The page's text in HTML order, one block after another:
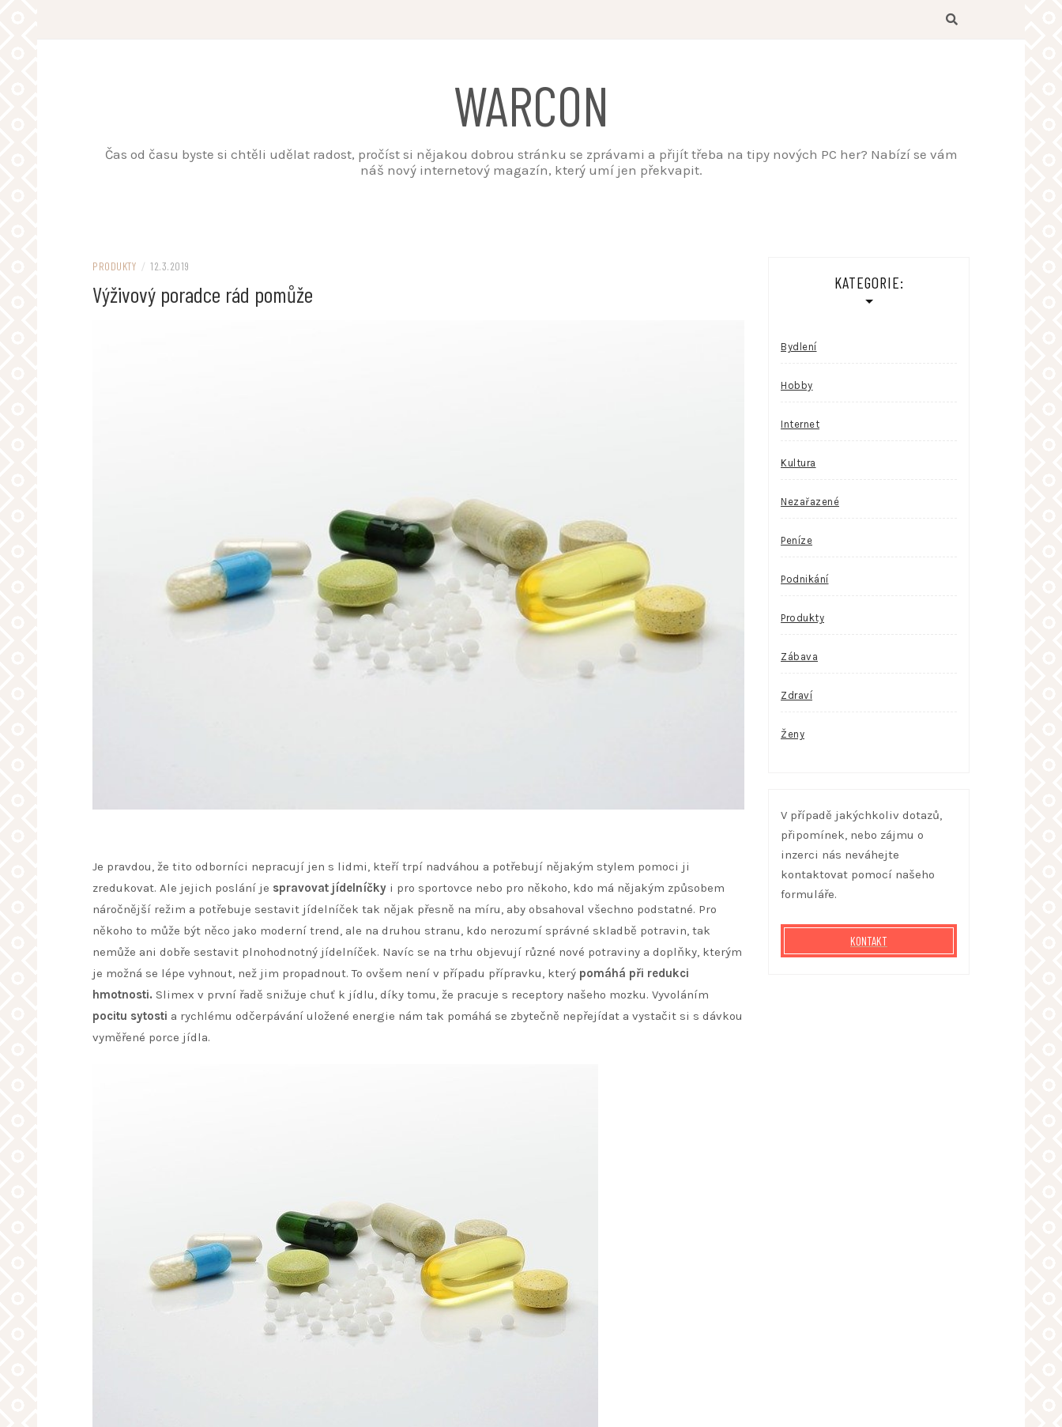
WARCON
Čas od času byste si chtěli udělat radost, pročíst si nějakou dobrou stránku se zprávami a přijít třeba na tipy nových PC her? Nabízí se vám
náš nový internetový magazín, který umí jen překvapit.
PRODUKTY / 12.3.2019
Výživový poradce rád pomůže
Je pravdou, že tito odborníci nepracují jen s lidmi, kteří trpí nadváhou a potřebují nějakým stylem pomoci ji
zredukovat. Ale jejich poslání je spravovat jídelníčky i pro sportovce nebo pro někoho, kdo má nějakým způsobem
náročnější režim a potřebuje sestavit jídelníček tak nějak přesně na míru, aby obsahoval všechno podstatné. Pro
někoho to může být něco jako moderní trend, ale na druhou stranu, kdo nerozumí správné skladbě potravin, tak
nemůže ani dobře sestavit plnohodnotný jídelníček. Navíc se na trhu objevují různé nové potraviny a doplňky, kterým
je možná se lépe vyhnout, než jim propadnout. To ovšem není v případu přípravku, který pomáhá při redukci
hmotnosti. Slimex v první řadě snižuje chuť k jídlu, díky tomu, že pracuje s receptory našeho mozku. Vyvoláním
pocitu sytosti a rychlému odčerpávání uložené energie nám tak pomáhá se zbytečně nepřejídat a vystačit si s dávkou
vyměřené porce jídla.
KATEGORIE:
Bydlení
Hobby
Internet
Kultura
Nezařazené
Peníze
Podnikání
Produkty
Zábava
Zdraví
Ženy
V případě jakýchkoliv dotazů,
připomínek, nebo zájmu o
inzerci nás neváhejte
kontaktovat pomocí našeho
formuláře.
KONTAKT